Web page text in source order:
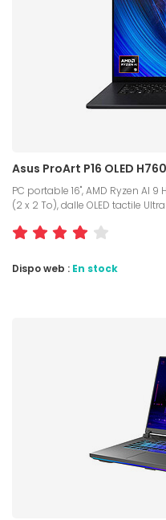
Asus ProArt P16 OLED
PC portable 16", AMD Ryzen AI 9
(2 x 2 To), dalle OLED tactile Ultra
Dispo web : En stock